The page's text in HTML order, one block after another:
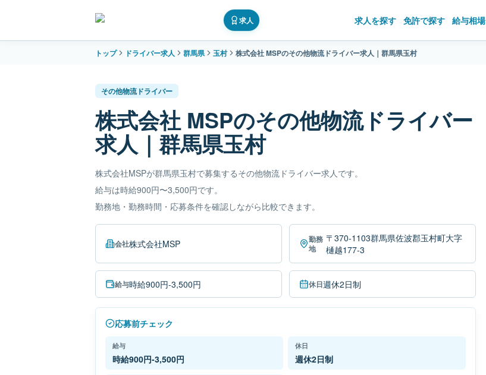
求人 求人を探す 免許で探す 給与相場
トップ ドライバー求人 群馬県 玉村 株式会社 MSPのその他物流ドライバー求人｜群馬県玉村
その他物流ドライバー
株式会社 MSPのその他物流ドライバー
求人｜群馬県玉村
株式会社MSPが群馬県玉村で募集するその他物流ドライバー求人です。
給与は時給900円〜3,500円です。
勤務地・勤務時間・応募条件を確認しながら比較できます。
会社株式会社MSP
勤務
地
〒370-1103群馬県佐波郡玉村町大字
樋越177-3
給与時給900円-3,500円 休日週休2日制
応募前チェック
給与
時給900円-3,500円
休日
週休2日制